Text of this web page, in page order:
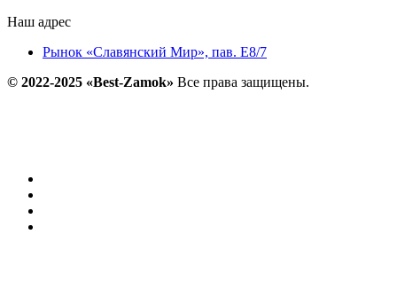
Наш адрес
Рынок «Славянский Мир», пав. Е8/7
© 2022-2025 «Best-Zamok» Все права защищены.